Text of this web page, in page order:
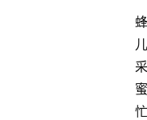
蜂
儿
采
蜜
忙